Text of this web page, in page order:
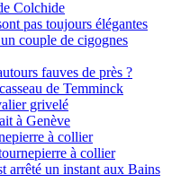
Colchide
pas toujours élégantes
couple de cigognes
fauves de près ?
de Temminck
grivelé
à Genève
à collier
à collier
arrêté un instant aux Bains